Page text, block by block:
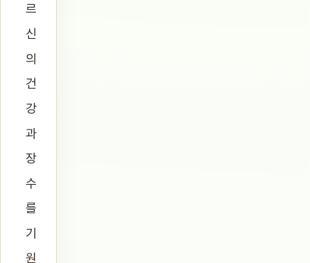
르
신
의
건
강
과
장
수
를
기
원